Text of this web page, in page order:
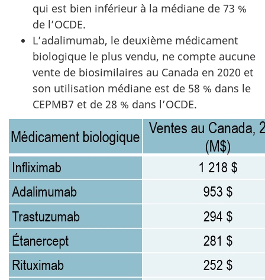
qui est bien inférieur à la médiane de 73 %
de l’OCDE.
L’adalimumab, le deuxième médicament
biologique le plus vendu, ne compte aucune
vente de biosimilaires au Canada en 2020 et
son utilisation médiane est de 58 % dans le
CEPMB7 et de 28 % dans l’OCDE.